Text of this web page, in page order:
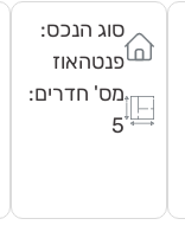
סוג הנכס:
פנטהאוז
מס' חדרים:
5